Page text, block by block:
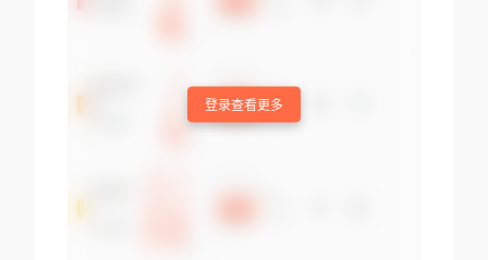
登录查看更多